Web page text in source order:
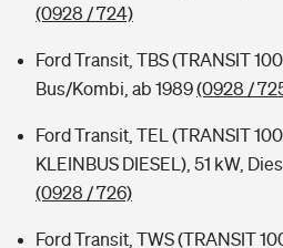
(0928 / 724)
Ford Transit, TBS (TRANSIT
Bus/Kombi, ab 1989(0928 /
Ford Transit, TEL (TRANSIT
KLEINBUS DIESEL), 51 kW,
(0928 / 726)
Ford Transit, TWS (TRANSIT